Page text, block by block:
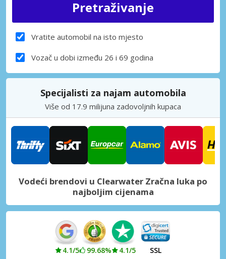
Vratite automobil na isto mjesto
Vozač u dobi između 26 i 69 godina
Specijalisti za najam automobila
Više od 17.9 milijuna zadovoljnih kupaca
Vodeći brendovi u Clearwater Zračna luka po
najboljim cijenama
4.1/5 99.68% 4.1/5 SSL